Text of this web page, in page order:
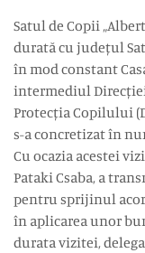
Satul de Copii
durată cu județul
în mod constant
intermediul Direcției
Protecția Copilului
s-a concretizat în
Cu ocazia acestei
Pataki Csaba, a
pentru sprijinul
în aplicarea unor
durata vizitei,